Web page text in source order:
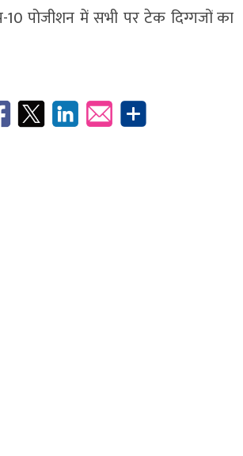
10 पोजीशन में सभी पर टेक दिग्गजों का